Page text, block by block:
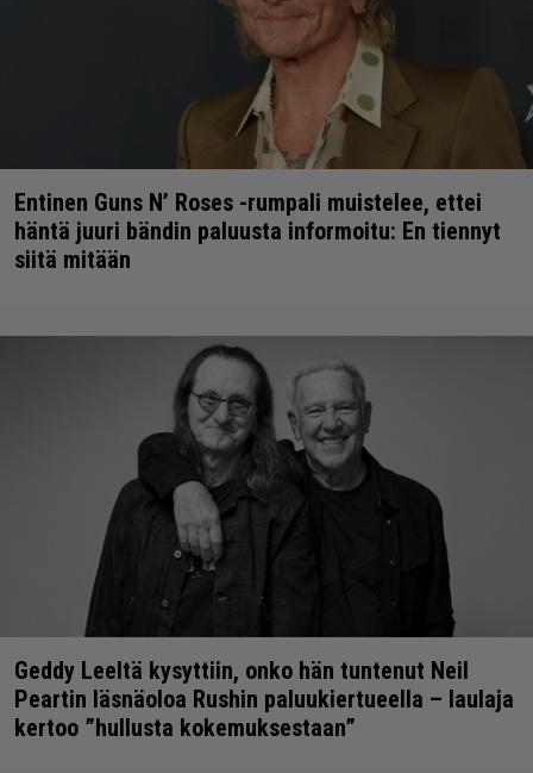
Entinen Guns N’ Roses -rumpali muistelee, ettei
häntä juuri bändin paluusta informoitu: En tiennyt
siitä mitään
Geddy Leeltä kysyttiin, onko hän tuntenut Neil
Peartin läsnäoloa Rushin paluukiertueella – laulaja
kertoo ”hullusta kokemuksestaan”